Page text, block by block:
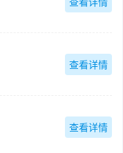
查看详情
查看详情